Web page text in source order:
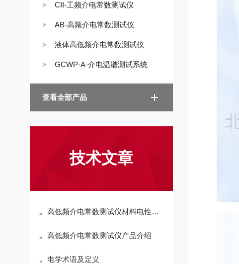
CII-工频介电常数测试仪
AB-高频介电常数测试仪
液体高低频介电常数测试仪
GCWP-A-介电温谱测试系统
查看全部产品
技术文章
高低频介电常数测试仪材料电性能分析的核心工具
高低频介电常数测试仪产品介绍
电学术语及定义